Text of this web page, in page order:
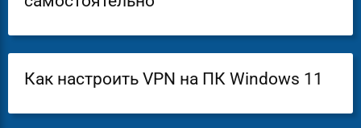
Как настроить VPN на ПК Windows 11